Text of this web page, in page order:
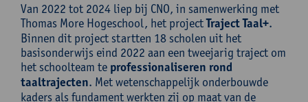
Van 2022 tot 2024 liep bij CNO, in samenwerking met
Thomas More Hogeschool, het projectTraject Taal+.
Binnen dit project startten 18 scholen uit het
basisonderwijs eind 2022 aan een tweejarig traject om
het schoolteam te professionaliseren rond
taaltrajecten. Met wetenschappelijk onderbouwde
kaders als fundament werkten zij op maat van de